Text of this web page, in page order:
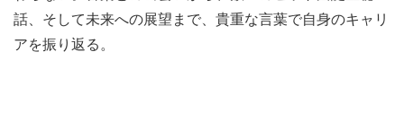
話、そして未来への展望まで、貴重な言葉で自身のキャリ
アを振り返る。